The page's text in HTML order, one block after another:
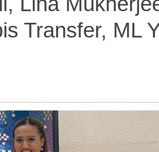
Transfer, ML